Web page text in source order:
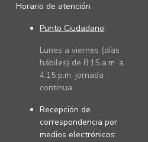
Horario de atención
Punto Ciudadano:
Lunes a viernes (días
hábiles) de 8:15 a.m. a
4:15 p.m. jornada
continua
Recepción de
correspondencia por
medios electrónicos: